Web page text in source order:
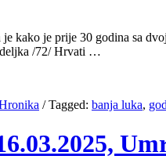
kako je prije 30 godina sa
/72/ Hrvati …
/Tagged: banja luka,